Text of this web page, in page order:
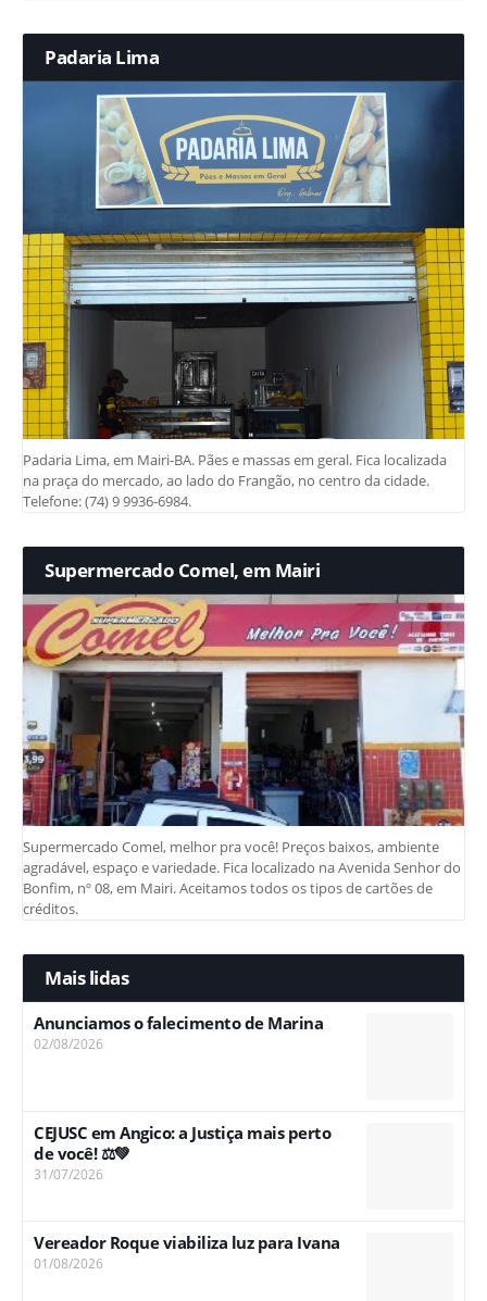
Padaria Lima
Padaria Lima, em Mairi-BA. Pães e massas em geral. Fica localizada
na praça do mercado, ao lado do Frangão, no centro da cidade.
Telefone: (74) 9 9936-6984.
Supermercado Comel, em Mairi
Supermercado Comel, melhor pra você! Preços baixos, ambiente
agradável, espaço e variedade. Fica localizado na Avenida Senhor do
Bonfim, nº 08, em Mairi. Aceitamos todos os tipos de cartões de
créditos.
Mais lidas
Anunciamos o falecimento de Marina
02/08/2026
CEJUSC em Angico: a Justiça mais perto
de você! ⚖️💚
31/07/2026
Vereador Roque viabiliza luz para Ivana
01/08/2026